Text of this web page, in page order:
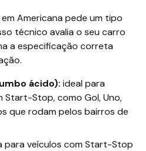
Americana pede um tipo
técnico avalia o seu carro
a especificação correta
ácido): ideal para
Start-Stop, como Gol, Uno,
que rodam pelos bairros de
para veículos com Start-Stop